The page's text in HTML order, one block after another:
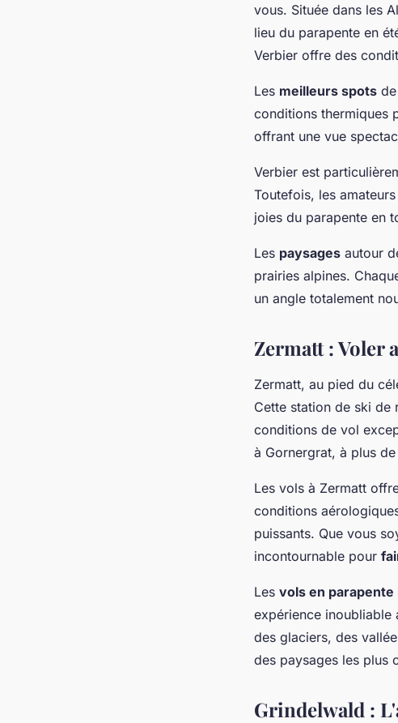
vous. Située dans les
lieu du parapente en
Verbier offre des
Les meilleurs spots
conditions thermiques
offrant une vue
Verbier est
Toutefois, les
joies du parapente en
Les paysages autour
prairies alpines.
un angle totalement
Zermatt : Voler
Zermatt, au pied du
Cette station de ski de
conditions de vol
à Gornergrat, à plus
Les vols à Zermatt
conditions
puissants. Que vous
incontournable pour
Les vols en parapente
expérience inoubliable
des glaciers, des
des paysages les plus
Grindelwald :